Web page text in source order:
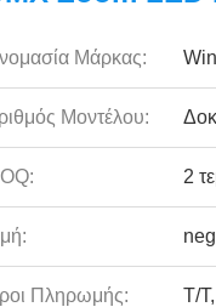
Μάρκας:
Μοντέλου:
2
Πληρωμής: T/